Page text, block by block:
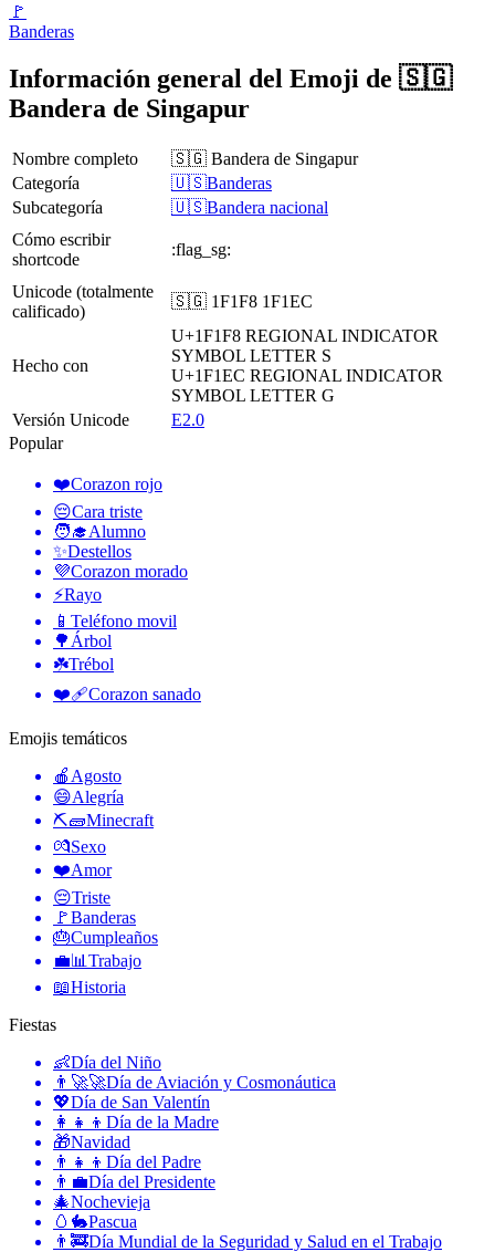
🚩
Banderas
Información general del Emoji de 🇸🇬
Bandera de Singapur
Nombre completo
🇸🇬 Bandera de Singapur
Categoría
🇺🇸Banderas
Subcategoría
🇺🇸Bandera nacional
Cómo escribir
shortcode
:flag_sg:
Unicode (totalmente
calificado)
🇸🇬 1F1F8 1F1EC
Hecho con
U+1F1F8 REGIONAL INDICATOR
SYMBOL LETTER S
U+1F1EC REGIONAL INDICATOR
SYMBOL LETTER G
Versión Unicode
E2.0
Popular
❤️Corazon rojo
😔Cara triste
🧑‍🎓Alumno
✨Destellos
💜Corazon morado
⚡Rayo
📱 Teléfono movil
🌳 Árbol
☘️Trébol
❤️‍🩹Corazon sanado
Emojis temáticos
🍎 Agosto
😄Alegría
⛏🧱Minecraft
💏Sexo
❤️Amor
😔Triste
🚩Banderas
🎂Cumpleaños
💼📊 Trabajo
📖Historia
Fiestas
👶Día del Niño
👨‍🚀🚀Día de Aviación y Cosmonáutica
💖Día de San Valentín
👩‍👧‍👦 Día de la Madre
🎁Navidad
👨‍👧‍👦 Día del Padre
👨‍💼Día del Presidente
🎄Nochevieja
🥚🐇Pascua
👨‍🚒Día Mundial de la Seguridad y Salud en el Trabajo